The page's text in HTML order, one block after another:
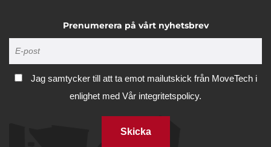
Prenumerera på vårt nyhetsbrev
Jag samtycker till att ta emot mailutskick från MoveTech i
enlighet med Vår integritetspolicy.
Skicka